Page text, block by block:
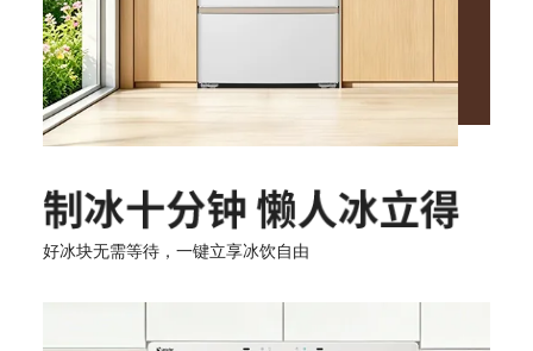
好冰块无需等待，一键立享冰饮自由